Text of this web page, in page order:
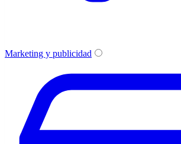
Marketing y publicidad